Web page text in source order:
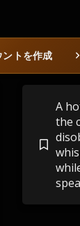
トを作成
A
the